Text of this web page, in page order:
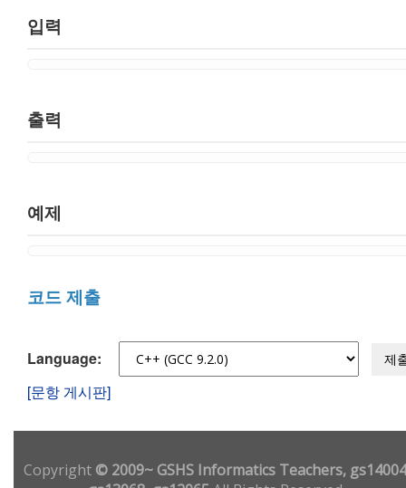
입력
출력
예제
코드 제출
Language: 제
[문항 게시판]
Copyright© 2009~ GSHS Informatics Teachers,